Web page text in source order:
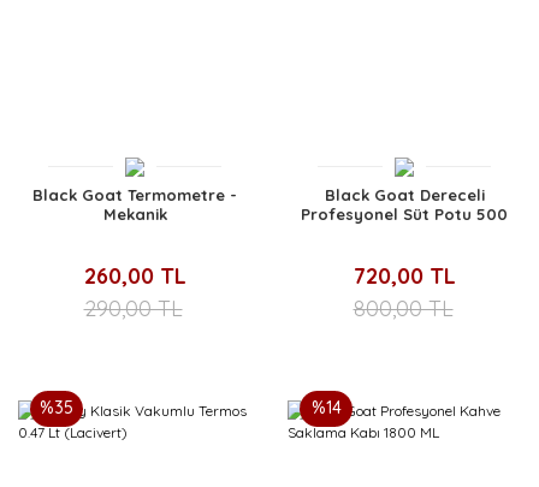
Black Goat Termometre -
Mekanik
260,00 TL
290,00 TL
Black Goat Dereceli
Profesyonel Süt Potu 500
720,00 TL
800,00 TL
%35 %14